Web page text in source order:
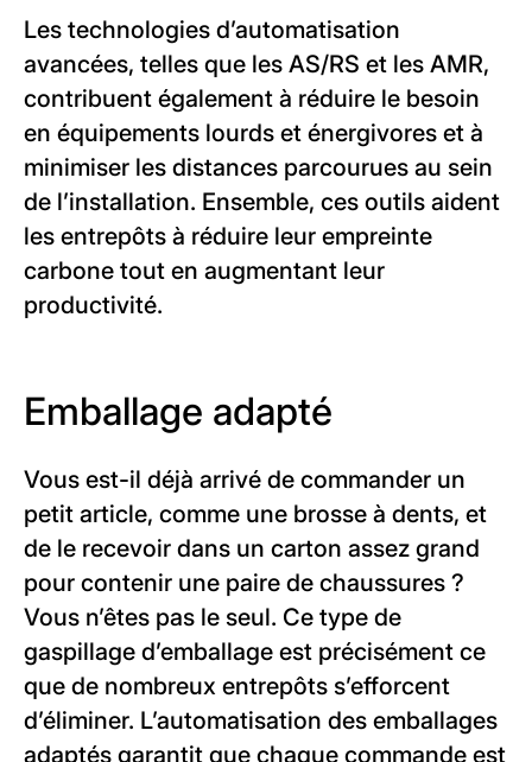
Les technologies d’automatisation
avancées, telles que les AS/RS et les AMR,
contribuent également à réduire le besoin
en équipements lourds et énergivores et à
minimiser les distances parcourues au sein
de l’installation. Ensemble, ces outils aident
les entrepôts à réduire leur empreinte
carbone tout en augmentant leur
productivité.
Emballage adapté
Vous est-il déjà arrivé de commander un
petit article, comme une brosse à dents, et
de le recevoir dans un carton assez grand
pour contenir une paire de chaussures ?
Vous n’êtes pas le seul. Ce type de
gaspillage d’emballage est précisément ce
que de nombreux entrepôts s’efforcent
d’éliminer. L’automatisation des emballages
adaptés garantit que chaque commande est